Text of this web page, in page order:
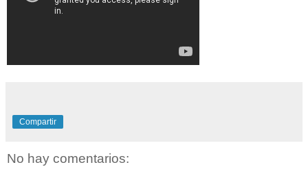
Compartir
No hay comentarios: